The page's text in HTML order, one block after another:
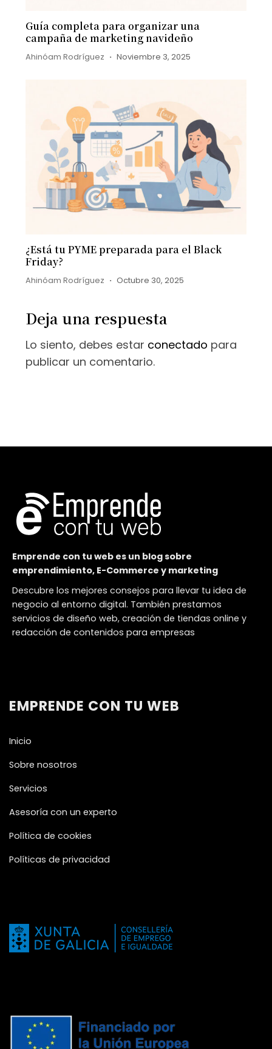
Guía completa para organizar una
campaña de marketing navideño
Ahinóam Rodríguez Noviembre 3, 2025
¿Está tu PYME preparada para el Black
Friday?
Ahinóam Rodríguez Octubre 30, 2025
Deja una respuesta
Lo siento, debes estar conectado para
publicar un comentario.
Emprende con tu web es un blog sobre
emprendimiento, E-Commerce y marketing
Descubre los mejores consejos para llevar tu idea de
negocio al entorno digital. También prestamos
servicios de diseño web, creación de tiendas online y
redacción de contenidos para empresas
EMPRENDE CON TU WEB
Inicio
Sobre nosotros
Servicios
Asesoría con un experto
Política de cookies
Políticas de privacidad